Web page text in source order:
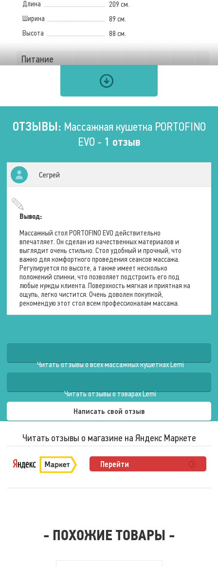
Длина
209 см.
Ширина
89 см.
Высота
88 см.
Питание
230 В
50 – 60 Гц.
Вес
Брутто (с упаковкой)
Длина
Ширина
74 см.
Высота
До 12 см
Условия эксплуатации
Максимальный вес
пользователя
200 кг.
ОТЗЫВЫ: Массажная кушетка PORTOFINO
EVO - 1 отзыв
Сегрей
Вывод:
Массажный стол PORTOFINO EVO действительно
впечатляет. Он сделан из качественных материалов и
выглядит очень стильно. Стол удобный и прочный, что
важно для комфортного проведения сеансов массажа.
Регулируется по высоте, а также имеет несколько
положений спинки, что позволяет подстроить его под
любые нужды клиента. Поверхность мягкая и приятная на
ощупь, легко чистится. Очень доволен покупкой,
рекомендую этот стол всем профессионалам массажа.
Читать отзывы о всех массажных кушетках Lemi
Читать отзывы о товарах Lemi
Написать свой отзыв
Читать отзывы о магазине на Яндекс Маркете
Перейти
- ПОХОЖИЕ ТОВАРЫ -